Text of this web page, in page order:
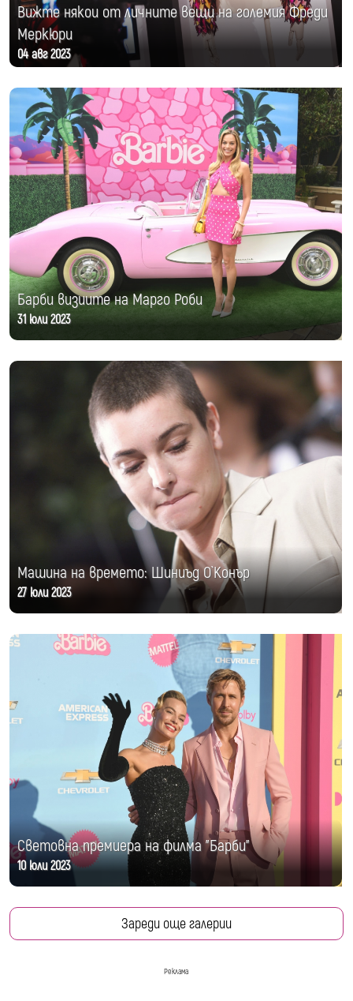
Вижте някои от личните вещи на големия Фреди
Меркюри
04 авг 2023
Барби визиите на Марго Роби
31 юли 2023
Машина на времето: Шиниъд О`Конър
27 юли 2023
Световна премиера на филма "Барби"
10 юли 2023
Зареди още галерии
Реклама